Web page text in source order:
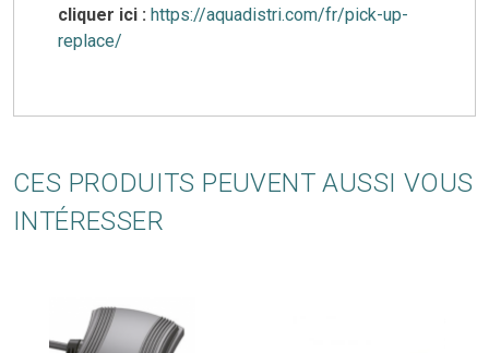
cliquer ici : https://aquadistri.com/fr/pick-up-
replace/
CES PRODUITS PEUVENT AUSSI VOUS
INTÉRESSER